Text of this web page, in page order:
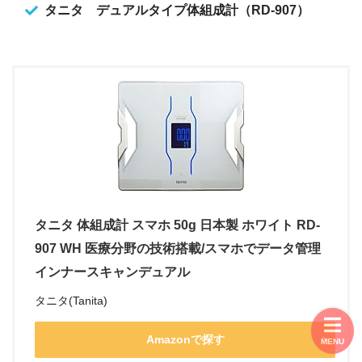
タニタ デュアルタイプ体組成計（RD-907）
タニタ 体組成計 スマホ 50g 日本製 ホワイト RD-
907 WH 医療分野の技術搭載/スマホでデータ管理
インナースキャンデュアル
タニタ(Tanita)
Amazonで探す MENU